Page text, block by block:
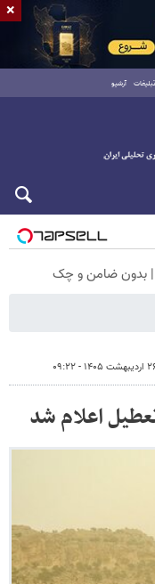
تبلیغات آرشیو
۱۴۰۵ - ۰۹:۲۲
اعلام شد
×